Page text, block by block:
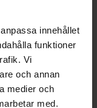
innehållet
funktioner
Vi
och annan
medier och
med.